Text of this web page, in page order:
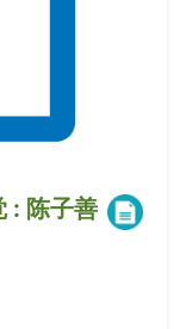
: 陈子善